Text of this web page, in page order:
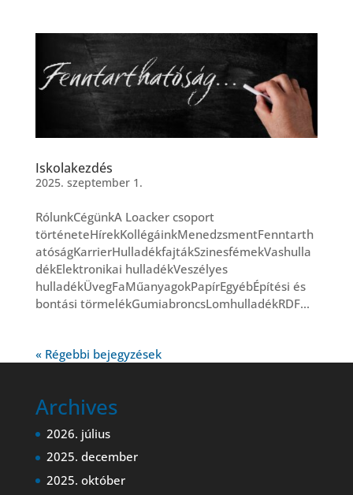
Iskolakezdés
2025. szeptember 1.
RólunkCégünkA Loacker csoport
történeteHírekKollégáinkMenedzsmentFenntarth
atóságKarrierHulladékfajtákSzinesfémekVashulla
dékElektronikai hulladékVeszélyes
hulladékÜvegFaMűanyagokPapírEgyébÉpítési és
bontási törmelékGumiabroncsLomhulladékRDF...
« Régebbi bejegyzések
Archives
2026. július
2025. december
2025. október